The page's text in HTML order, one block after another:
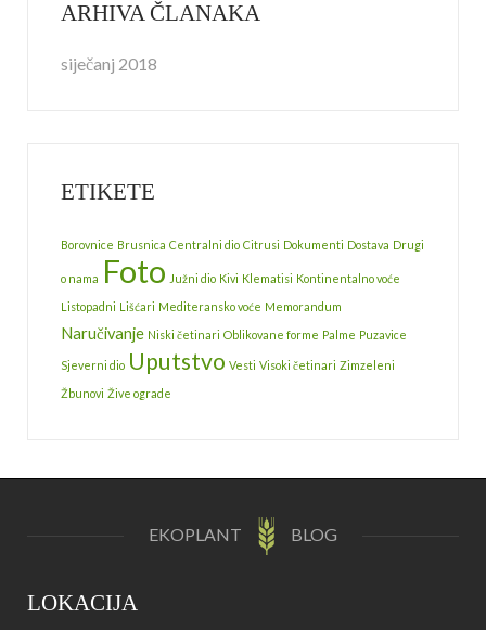
ARHIVA ČLANAKA
siječanj 2018
ETIKETE
Borovnice Brusnica Centralni dio Citrusi Dokumenti Dostava Drugi
o nama Foto Južni dio Kivi Klematisi Kontinentalno voće
Listopadni Lišćari Mediteransko voće Memorandum
Naručivanje Niski četinari Oblikovane forme Palme Puzavice
Sjeverni dio Uputstvo Vesti Visoki četinari Zimzeleni
Žbunovi Žive ograde
EKOPLANT BLOG
LOKACIJA